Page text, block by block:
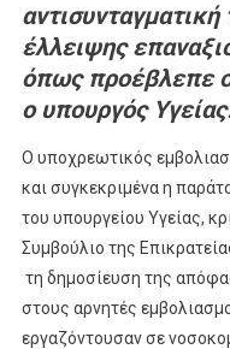
έλλειψης
όπως προέβλεπε
ο υπουργός
Ο υποχρεωτικός
και συγκεκριμένα η
του υπουργείου Υγείας,
Συμβούλιο της
τη δημοσίευση της
στους αρνητές
εργαζόντουσαν σε